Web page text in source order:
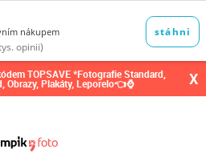
TOPSAVE *Fotografie Standard,
Obrazy, Plakáty, Leporelo👈⌚ X